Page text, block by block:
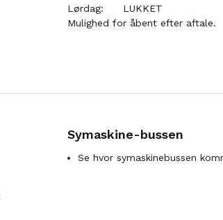
Lørdag:
LUKKET
Mulighed for åbent efter aftale.
Symaskine-bussen
Se hvor symaskinebussen